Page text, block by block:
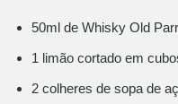
50ml de Whisky Old Parr
1 limão cortado em
2 colheres de sopa de